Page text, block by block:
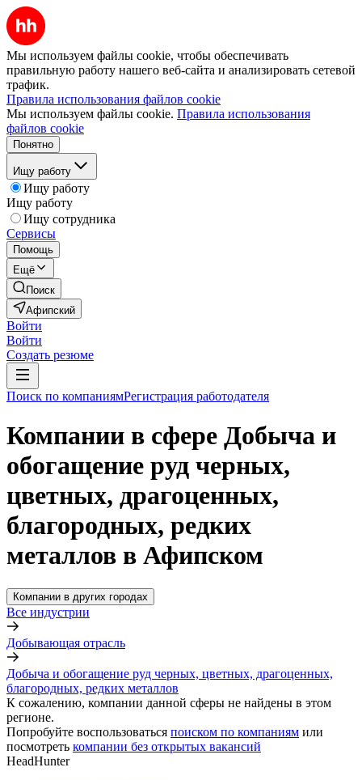
Мы используем файлы cookie, чтобы обеспечивать
правильную работу нашего веб-сайта и анализировать сетевой
трафик.
Правила использования файлов cookie
Мы используем файлы cookie. Правила использования
файлов cookie
Понятно
Ищу работу
Ищу работу
Ищу работу
Ищу сотрудника
Сервисы
Помощь
Ещё
Поиск
Афипский
Войти
Войти
Создать резюме
Поиск по компаниямРегистрация работодателя
Компании в сфере Добыча и
обогащение руд черных,
цветных, драгоценных,
благородных, редких
металлов в Афипском
Компании в других городах
Все индустрии
Добывающая отрасль
Добыча и обогащение руд черных, цветных, драгоценных,
благородных, редких металлов
К сожалению, компании данной сферы не найдены в этом
регионе.
Попробуйте воспользоваться поиском по компаниям или
посмотреть компании без открытых вакансий
HeadHunter